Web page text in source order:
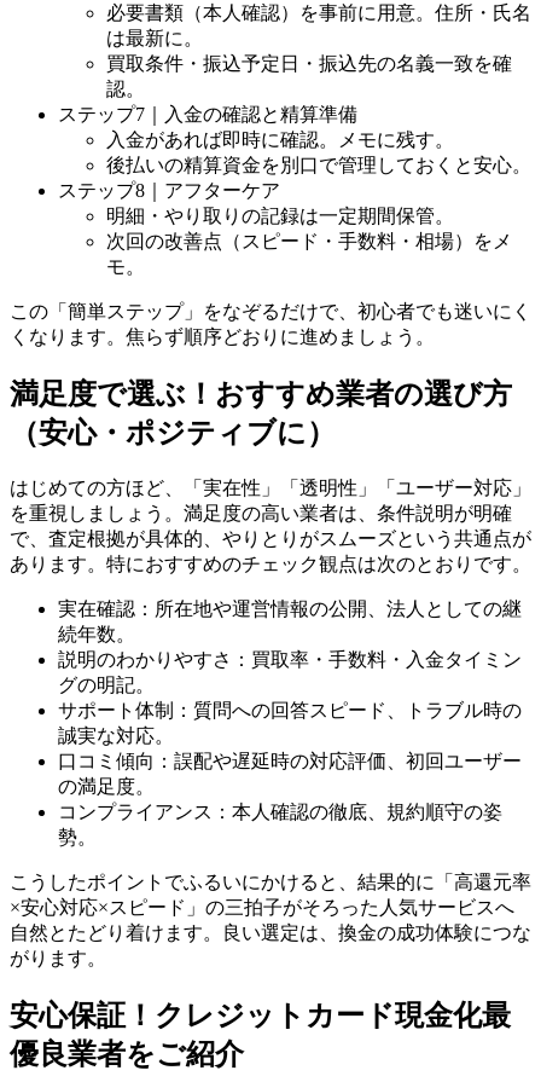
必要書類（本人確認）を事前に用意。住所・氏名
は最新に。
買取条件・振込予定日・振込先の名義一致を確
認。
ステップ7｜入金の確認と精算準備
入金があれば即時に確認。メモに残す。
後払いの精算資金を別口で管理しておくと安心。
ステップ8｜アフターケア
明細・やり取りの記録は一定期間保管。
次回の改善点（スピード・手数料・相場）をメ
モ。
この「簡単ステップ」をなぞるだけで、初心者でも迷いにく
くなります。焦らず順序どおりに進めましょう。
満足度で選ぶ！おすすめ業者の選び方
（安心・ポジティブに）
はじめての方ほど、「実在性」「透明性」「ユーザー対応」
を重視しましょう。満足度の高い業者は、条件説明が明確
で、査定根拠が具体的、やりとりがスムーズという共通点が
あります。特におすすめのチェック観点は次のとおりです。
実在確認：所在地や運営情報の公開、法人としての継
続年数。
説明のわかりやすさ：買取率・手数料・入金タイミン
グの明記。
サポート体制：質問への回答スピード、トラブル時の
誠実な対応。
口コミ傾向：誤配や遅延時の対応評価、初回ユーザー
の満足度。
コンプライアンス：本人確認の徹底、規約順守の姿
勢。
こうしたポイントでふるいにかけると、結果的に「高還元率
×安心対応×スピード」の三拍子がそろった人気サービスへ
自然とたどり着けます。良い選定は、換金の成功体験につな
がります。
安心保証！クレジットカード現金化最
優良業者をご紹介